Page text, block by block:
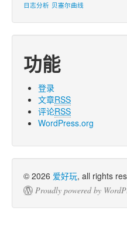
日志分析 贝塞尔曲线
功能
登录
文章RSS
评论RSS
WordPress.org
© 2026 爱好玩, all rights
Proudly powered by